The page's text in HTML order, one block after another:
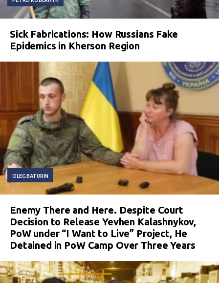
Sick Fabrications: How Russians Fake
Epidemics in Kherson Region
OLEG BATURIN
Enemy There and Here. Despite Court
Decision to Release Yevhen Kalashnykov,
PoW under “I Want to Live” Project, He
Detained in PoW Camp Over Three Years